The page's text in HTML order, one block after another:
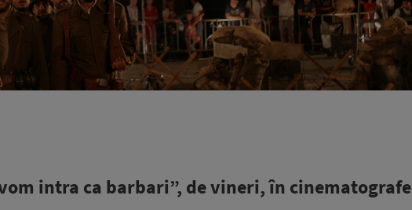
intra ca barbari”, de vineri, în cinematografe